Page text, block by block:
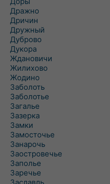
Дражно
Дричин
Дружный
Дуброво
Дукора
Ждановичи
Жилихово
Жодино
Заболоть
Заболотье
Загалье
Зазерка
Замки
Замосточье
Занарочь
Заостровечье
Заполье
Заречье